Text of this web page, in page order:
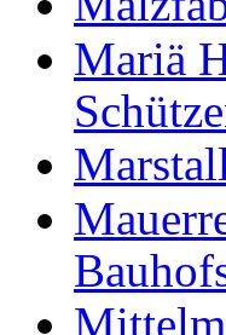
Mariä